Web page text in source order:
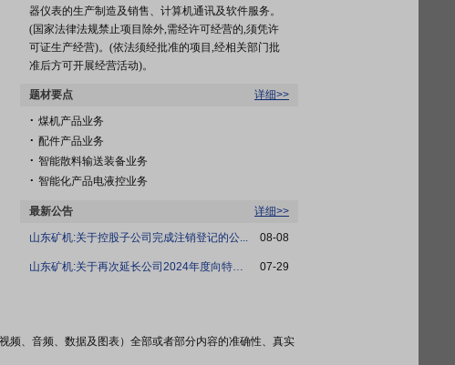
器仪表的生产制造及销售、计算机通讯及软件服务。
(国家法律法规禁止项目除外,需经许可经营的,须凭许
可证生产经营)。(依法须经批准的项目,经相关部门批
准后方可开展经营活动)。
题材要点 详细>>
. 煤机产品业务
. 配件产品业务
. 智能散料输送装备业务
. 智能化产品电液控业务
最新公告 详细>>
山东矿机:关于控股子公司完成注销登记的公... 08-08
山东矿机:关于再次延长公司2024年度向特定... 07-29
频、音频、数据及图表）全部或者部分内容的准确性、真实